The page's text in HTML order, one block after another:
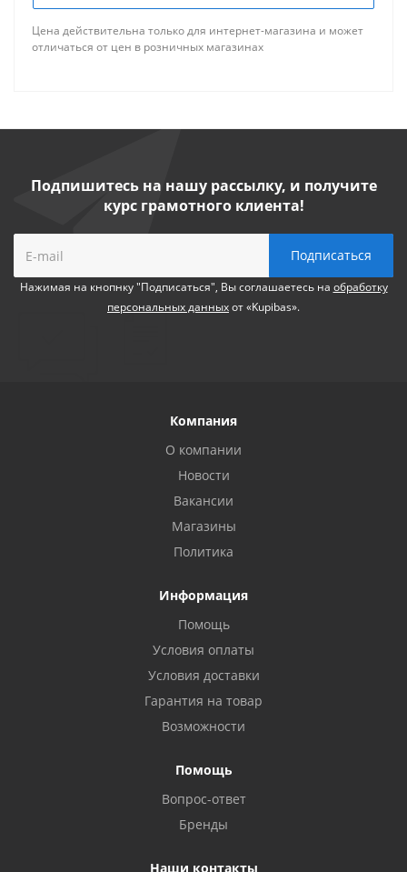
Цена действительна только для интернет-магазина и может
отличаться от цен в розничных магазинах
Подпишитесь на нашу рассылку, и получите
курс грамотного клиента!
Нажимая на кнопнку "Подписаться", Вы соглашаетесь на обработку
персональных данныхот «Kupibas».
Компания
О компании
Новости
Вакансии
Магазины
Политика
Информация
Помощь
Условия оплаты
Условия доставки
Гарантия на товар
Возможности
Помощь
Вопрос-ответ
Бренды
Наши контакты